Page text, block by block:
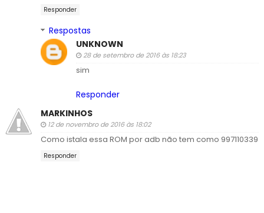
Responder
Respostas
UNKNOWN
28 de setembro de 2016 às 18:23
sim
Responder
MARKINHOS
12 de novembro de 2016 às 18:02
Como istala essa ROM por adb não tem como 997110339
Responder